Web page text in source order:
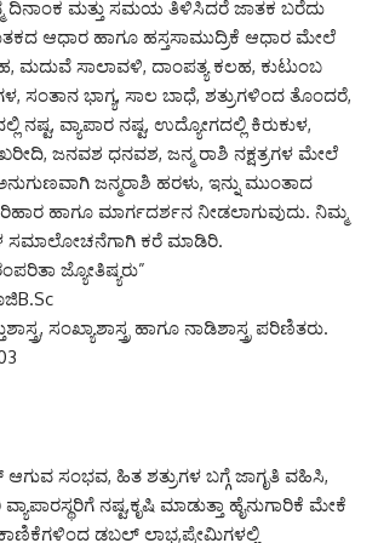
ದಿನಾಂಕ ಮತ್ತು ಸಮಯ ತಿಳಿಸಿದರೆ ಜಾತಕ ಬರೆದು
ಆಧಾರ ಹಾಗೂ ಹಸ್ತಸಾಮುದ್ರಿಕೆ ಆಧಾರ ಮೇಲೆ
ಮದುವೆ ಸಾಲಾವಳಿ, ದಾಂಪತ್ಯ ಕಲಹ, ಕುಟುಂಬ
ಸಂತಾನ ಭಾಗ್ಯ, ಸಾಲ ಬಾಧೆ, ಶತ್ರುಗಳಿಂದ ತೊಂದರೆ,
ನಷ್ಟ, ವ್ಯಾಪಾರ ನಷ್ಟ, ಉದ್ಯೋಗದಲ್ಲಿ ಕಿರುಕುಳ,
ಜನವಶ ಧನವಶ, ಜನ್ಮ ರಾಶಿ ನಕ್ಷತ್ರಗಳ ಮೇಲೆ
ಜನ್ಮರಾಶಿ ಹರಳು, ಇನ್ನು ಮುಂತಾದ
ಹಾಗೂ ಮಾರ್ಗದರ್ಶನ ನೀಡಲಾಗುವುದು. ನಿಮ್ಮ
ಸಮಾಲೋಚನೆಗಾಗಿ ಕರೆ ಮಾಡಿರಿ.
ಜ್ಯೋತಿಷ್ಯರು”
ಸಂಖ್ಯಾಶಾಸ್ತ್ರ ಹಾಗೂ ನಾಡಿಶಾಸ್ತ್ರ ಪರಿಣಿತರು.
ಆಗುವ ಸಂಭವ, ಹಿತ ಶತ್ರುಗಳ ಬಗ್ಗೆ ಜಾಗೃತಿ ವಹಿಸಿ,
ನಷ್ಟ,ಕೃಷಿ ಮಾಡುತ್ತಾ ಹೈನುಗಾರಿಕೆ ಮೇಕೆ
ಡಬಲ್ ಲಾಭ,ಪ್ರೇಮಿಗಳಲ್ಲಿ